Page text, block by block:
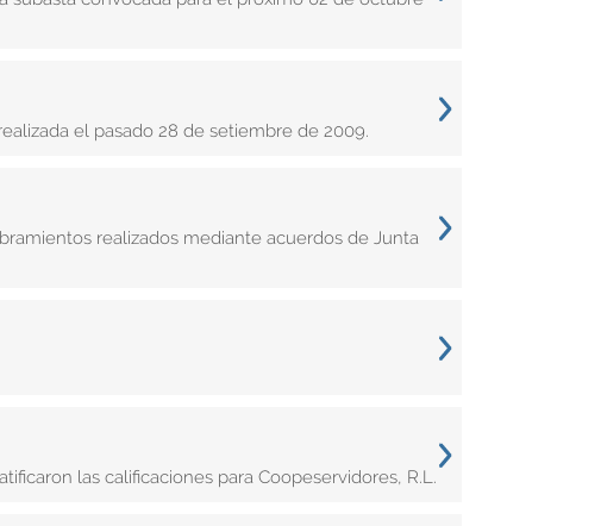
el pasado 28 de setiembre de 2009.
realizados mediante acuerdos de Junta
las calificaciones para Coopeservidores, R.L.